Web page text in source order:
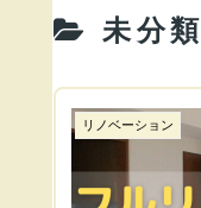
未分類
リノベーション